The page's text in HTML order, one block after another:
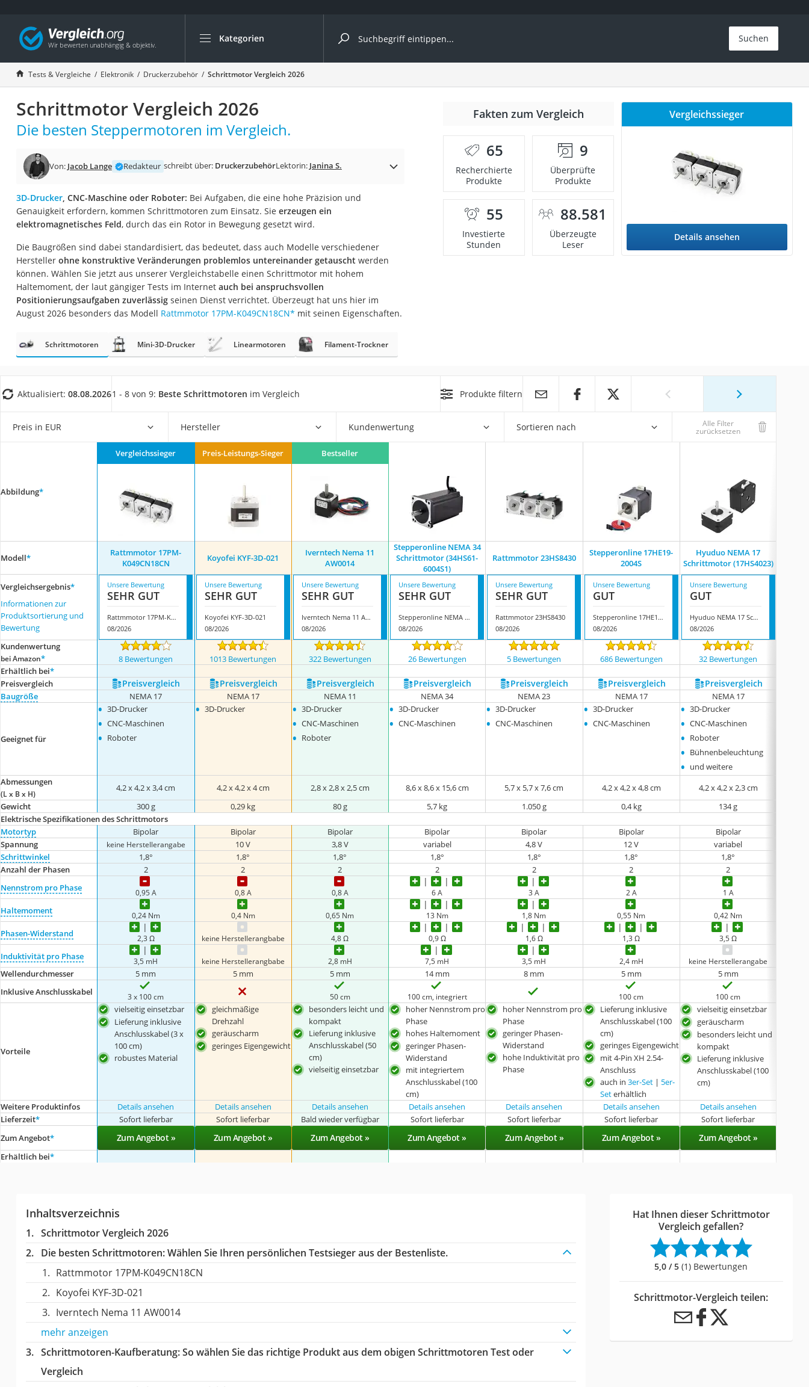
Kategorien
Die beliebtesten Vergleiche nach Kategorie
Elektronik
Powerstation
Monitor 32 Zoll 4K
Fernseher
Desktop-PC
Diascanner
Laser-Multifunktionsdrucker
Powerstation mit Solarpanel
Gaming-PC
Soundbar
17-Zoll-Laptop
Satellitenschüssel
Gaming-Headset
Tablets unter 200 Euro
Lichtwecker
Acer Aspire
Suchen
Tests & Vergleiche Elektronik Druckerzubehör Schrittmotor Vergleich 2026
Schrittmotor Vergleich 2026
Die besten Steppermotoren im Vergleich.
Von: Jacob Lange Redakteur schreibt über: DruckerzubehörLektorin: Janina S.
3D-Drucker, CNC-Maschine oder Roboter: Bei Aufgaben, die eine hohe Präzision und
Genauigkeit erfordern, kommen Schrittmotoren zum Einsatz. Sie erzeugen ein
elektromagnetisches Feld, durch das ein Rotor in Bewegung gesetzt wird.
Die Baugrößen sind dabei standardisiert, das bedeutet, dass auch Modelle verschiedener
Herstellerohne konstruktive Veränderungen problemlos untereinander getauscht werden
können. Wählen Sie jetzt aus unserer Vergleichstabelle einen Schrittmotor mit hohem
Haltemoment, der laut gängiger Tests im Internet auch bei anspruchsvollen
Positionierungsaufgaben zuverlässigseinen Dienst verrichtet. Überzeugt hat uns hier im
August 2026 besonders das Modell Rattmmotor ‎17PM-K049CN18CN* mit seinen Eigenschaften.
Fakten zum Vergleich
65
Recherchierte
Produkte
9
Überprüfte
Produkte
55
Investierte
Stunden
88.581
Überzeugte
Leser
Vergleichssieger
Details ansehen
Schrittmotoren Mini-3D-Drucker Linearmotoren Filament-Trockner
Aktualisiert: 08.08.20261 - 8 von 9: Beste Schrittmotoren im Vergleich Produkte filtern
Preis in EUR Hersteller Kundenwertung Sortieren nach Alle Filter
zurücksetzen
Abbildung*
Vergleichssieger Preis-Leistungs-Sieger Bestseller
Modell*
Rattmmotor ‎17PM-
K049CN18CN
Koyofei ‎KYF-3D-021
Iverntech Nema 11
AW0014
Stepperonline NEMA 34
Schrittmotor (34HS61-
6004S1)
Rattmmotor ‎23HS8430
Stepperonline ‎17HE19-
2004S
Hyuduo NEMA 17
Schrittmotor (17HS4023)
Vergleichsergebnis*
Informationen zur
Produktsortierung und
Bewertung
Unsere Bewertung
SEHR GUT
Rattmmotor ‎17PM-K049CN18CN
08/2026
Unsere Bewertung
SEHR GUT
Koyofei ‎KYF-3D-021
08/2026
Unsere Bewertung
SEHR GUT
Iverntech Nema 11 AW0014
08/2026
Unsere Bewertung
SEHR GUT
Stepperonline NEMA 34 Schrittmotor (34HS61-6004S1)
08/2026
Unsere Bewertung
SEHR GUT
Rattmmotor ‎23HS8430
08/2026
Unsere Bewertung
GUT
Stepperonline ‎17HE19-2004S
08/2026
Unsere Bewertung
GUT
Hyuduo NEMA 17 Schrittmotor (17HS4023)
08/2026
Kundenwertung
bei Amazon* 8 Bewertungen 1013 Bewertungen 322 Bewertungen 26 Bewertungen 5 Bewertungen 686 Bewertungen 32 Bewertungen
Erhältlich bei*
Preis­vergleich
Preis­vergleich Preis­vergleich Preis­vergleich Preis­vergleich Preis­vergleich Preis­vergleich Preis­vergleich
Baugröße NEMA 17 NEMA 17 NEMA 11 NEMA 34 NEMA 23 NEMA 17 NEMA 17
Geeignet für
• 3D-Drucker
• CNC-Maschinen
• Roboter
• 3D-Drucker • 3D-Drucker
• CNC-Maschinen
• Roboter
• 3D-Drucker
• CNC-Maschinen
• 3D-Drucker
• CNC-Maschinen
• 3D-Drucker
• CNC-Maschinen
• 3D-Drucker
• CNC-Maschinen
• Roboter
• Bühnenbeleuchtung
• und weitere
Abmessungen
(L x B x H)
4,2 x 4,2 x 3,4 cm 4,2 x 4,2 x 4 cm 2,8 x 2,8 x 2,5 cm 8,6 x 8,6 x 15,6 cm 5,7 x 5,7 x 7,6 cm ‎4,2 x 4,2 x 4,8 cm 4,2 x 4,2 x 2,3 cm
Gewicht
300 g 0,29 kg 80 g 5,7 kg 1.050 g 0,4 kg
134 g
Elektrische Spezifikationen des Schrittmotors
Motortyp
Bipolar Bipolar Bipolar Bipolar Bipolar Bipolar
Bipolar
Spannung
keine Herstellerangabe 10 V 3,8 V variabel 4,8 V 12 V
variabel
Schrittwinkel
1,8° 1,8° 1,8° 1,8° 1,8° 1,8°
1,8°
Anzahl der Phasen
2 2 2 2 2 2
2
Nennstrom pro Phase
0,95 A 0,8 A 0,8 A 6 A 3 A 2 A 1 A
Haltemoment 0,24 Nm 0,4 Nm 0,65 Nm 13 Nm 1,8 Nm 0,55 Nm 0,42 Nm
Phasen-Widerstand 2,3 Ω keine Herstellerangbabe 4,8 Ω 0,9 Ω 1,6 Ω 1,3 Ω 3,5 Ω
Induktivität pro Phase 3,5 mH keine Herstellerangbabe 2,8 mH 7,5 mH 3,5 mH 2,4 mH keine Herstellerangabe
Wellendurchmesser 5 mm 5 mm 5 mm 14 mm 8 mm 5 mm
5 mm
Inklusive Anschlusskabel
3 x 100 cm 50 cm 100 cm, integriert 100 cm 100 cm
Vorteile
vielseitig einsetzbar
Lieferung inklusive
Anschlusskabel (3 x
100 cm)
robustes Material
gleichmäßige
Drehzahl
geräuscharm
geringes Eigengewicht
besonders leicht und
kompakt
Lieferung inklusive
Anschlusskabel (50
cm)
vielseitig einsetzbar
hoher Nennstrom pro
Phase
hohes Haltemoment
geringer Phasen-
Widerstand
mit integriertem
Anschlusskabel (100
cm)
hoher Nennstrom pro
Phase
geringer Phasen-
Widerstand
hohe Induktivität pro
Phase
Lieferung inklusive
Anschlusskabel (100
cm)
geringes Eigengewicht
mit 4-Pin XH 2.54-
Anschluss
auch in 3er-Set| 5er-
Seterhältlich
vielseitig einsetzbar
geräuscharm
besonders leicht und
kompakt
Lieferung inklusive
Anschlusskabel (100
cm)
Weitere Produktinfos Details ansehen Details ansehen Details ansehen Details ansehen Details ansehen Details ansehen
Details ansehen
Lieferzeit* Sofort lieferbar Sofort lieferbar Bald wieder verfügbar Sofort lieferbar Sofort lieferbar Sofort lieferbar Sofort lieferbar
Zum Angebot* Zum Angebot » Zum Angebot » Zum Angebot » Zum Angebot » Zum Angebot » Zum Angebot » Zum Angebot »
Erhältlich bei*
Inhaltsverzeichnis
Schrittmotor Vergleich 2026
Die besten Schrittmotoren:Wählen Sie Ihren persönlichen Testsieger aus der Bestenliste.
Rattmmotor ‎17PM-K049CN18CN
Koyofei ‎KYF-3D-021
Iverntech Nema 11 AW0014
mehr anzeigen
Schrittmotoren-Kaufberatung: So wählen Sie das richtige Produkt aus dem obigen Schrittmotoren Test oder
Vergleich
Hat Ihnen dieser Schrittmotor
Vergleich gefallen?
5,0 / 5 (1) Bewertungen
Schrittmotor-Vergleich teilen: